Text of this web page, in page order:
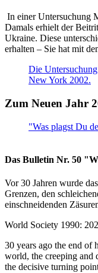
In einer Untersuchung
Damals erhielt der
Ukraine. Diese
erhalten – Sie hat mit
Die
New York 2002.
Zum Neuen Jahr
"Was plagst Du
Das Bulletin Nr. 50
Vor 30 Jahren wurde
Grenzen, den
einschneidenden
World Society 1990:
30 years ago the end of
world, the creeping and
the decisive turning